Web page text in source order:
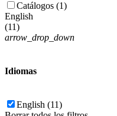
Catálogos (1)
English
(11)
arrow_drop_down
Idiomas
English (11)